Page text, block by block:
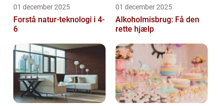
01 december 2025
Forstå natur-teknologi i 4-
6
01 december 2025
Alkoholmisbrug: Få den
rette hjælp